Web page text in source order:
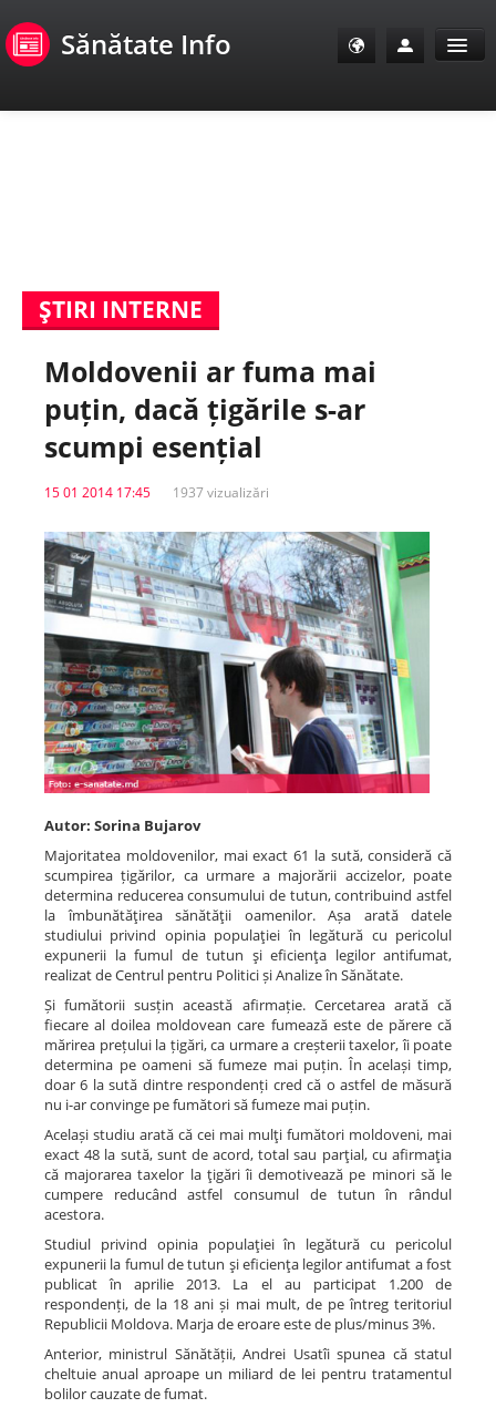
Sănătate Info
E-Sănătate Pacienți
E-Sănătate Medici
E-Sănătate Instituții
Tuberculoza Info
Spitale.MD
Centrul PAS
Școala E-Sănătate
SanoTeca
ŞTIRI INTERNE
Moldovenii ar fuma mai
puțin, dacă țigările s-ar
scumpi esențial
15 01 2014 17:45 1937 vizualizări
Autor: Sorina Bujarov
Majoritatea moldovenilor, mai exact 61 la sută, consideră că
scumpirea țigărilor, ca urmare a majorării accizelor, poate
determina reducerea consumului de tutun, contribuind astfel
la îmbunătăţirea sănătăţii oamenilor. Așa arată datele
studiului privind opinia populaţiei în legătură cu pericolul
expunerii la fumul de tutun şi eficienţa legilor antifumat,
realizat de Centrul pentru Politici și Analize în Sănătate.
Și fumătorii susțin această afirmație. Cercetarea arată că
fiecare al doilea moldovean care fumează este de părere că
mărirea prețului la țigări, ca urmare a creșterii taxelor, îi poate
determina pe oameni să fumeze mai puțin. În același timp,
doar 6 la sută dintre respondenți cred că o astfel de măsură
nu i-ar convinge pe fumători să fumeze mai puțin.
Același studiu arată că cei mai mulţi fumători moldoveni, mai
exact 48 la sută, sunt de acord, total sau parţial, cu afirmaţia
că majorarea taxelor la ţigări îi demotivează pe minori să le
cumpere reducând astfel consumul de tutun în rândul
acestora.
Studiul privind opinia populaţiei în legătură cu pericolul
expunerii la fumul de tutun şi eficienţa legilor antifumat a fost
publicat în aprilie 2013. La el au participat 1.200 de
respondenți, de la 18 ani și mai mult, de pe întreg teritoriul
Republicii Moldova. Marja de eroare este de plus/minus 3%.
Anterior, ministrul Sănătății, Andrei Usatîi spunea că statul
cheltuie anual aproape un miliard de lei pentru tratamentul
bolilor cauzate de fumat.